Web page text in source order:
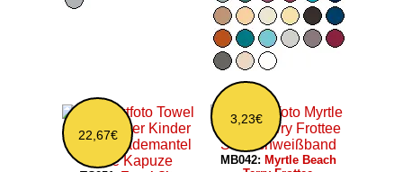
22,67€
3,23€
MB042: Myrtle Beach